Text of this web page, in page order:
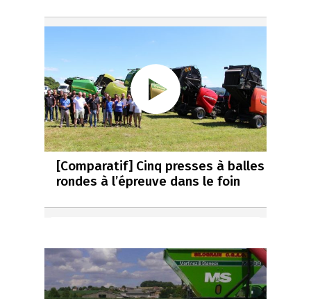
[Comparatif] Cinq presses à balles
rondes à l’épreuve dans le foin